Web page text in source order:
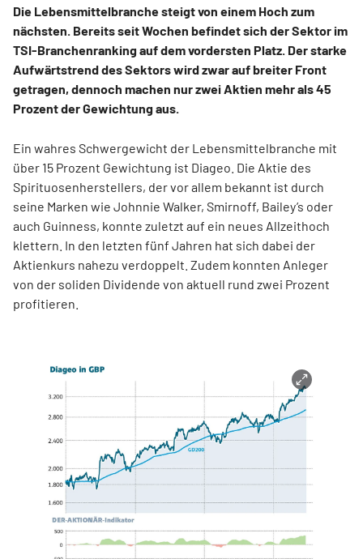
Die Lebensmittelbranche steigt von einem Hoch zum
nächsten. Bereits seit Wochen befindet sich der Sektor im
TSI-Branchenranking auf dem vordersten Platz. Der starke
Aufwärtstrend des Sektors wird zwar auf breiter Front
getragen, dennoch machen nur zwei Aktien mehr als 45
Prozent der Gewichtung aus.
Ein wahres Schwergewicht der Lebensmittelbranche mit
über 15 Prozent Gewichtung ist Diageo. Die Aktie des
Spirituosenherstellers, der vor allem bekannt ist durch
seine Marken wie Johnnie Walker, Smirnoff, Bailey’s oder
auch Guinness, konnte zuletzt auf ein neues Allzeithoch
klettern. In den letzten fünf Jahren hat sich dabei der
Aktienkurs nahezu verdoppelt. Zudem konnten Anleger
von der soliden Dividende von aktuell rund zwei Prozent
profitieren.